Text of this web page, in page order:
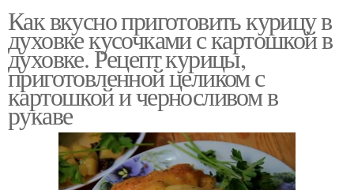
Как вкусно приготовить курицу в
духовке кусочками с картошкой в
духовке. Рецепт курицы,
приготовленной целиком с
картошкой и черносливом в
рукаве